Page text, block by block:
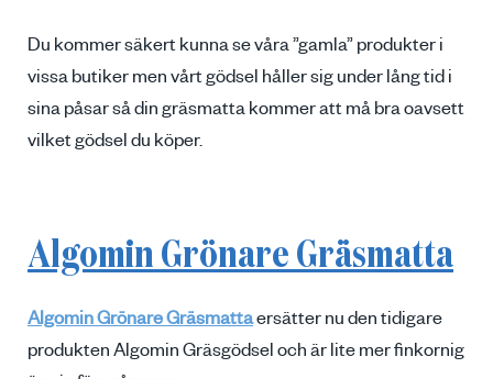
Du kommer säkert kunna se våra ”gamla” produkter i
vissa butiker men vårt gödsel håller sig under lång tid i
sina påsar så din gräsmatta kommer att må bra oavsett
vilket gödsel du köper.
Algomin Grönare Gräsmatta
Algomin Grönare Gräsmattaersätter nu den tidigare
produkten Algomin Gräsgödsel och är lite mer finkornig